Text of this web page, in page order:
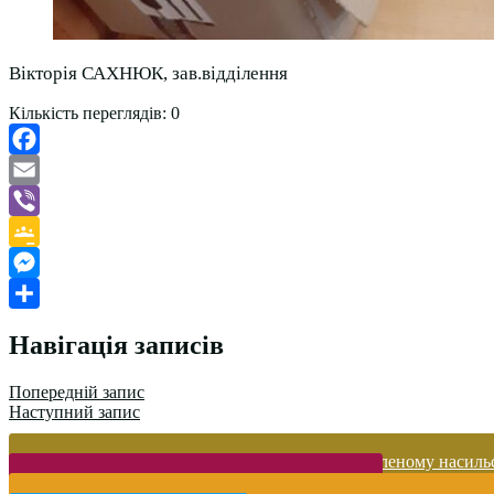
Вікторія САХНЮК, зав.відділення
Кількість переглядів: 0
Facebook
Email
Viber
Google
Classroom
Messenger
Навігація записів
Попередній запис
Наступний запис
Запобігання домашньому та гендерно-зумовленому